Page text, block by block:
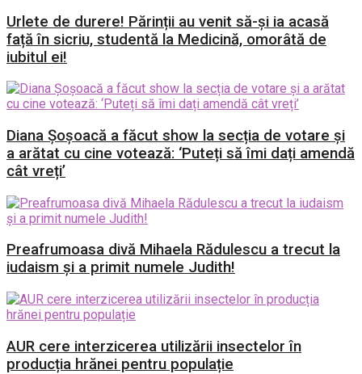
Urlete de durere! Părinții au venit să-și ia acasă
față în sicriu, studentă la Medicină, omorâtă de
iubitul ei!
Diana Șoșoacă a făcut show la secția de votare și
a arătat cu cine votează: ‘Puteți să îmi dați amendă
cât vreți’
Preafrumoasa divă Mihaela Rădulescu a trecut la
iudaism și a primit numele Judith!
AUR cere interzicerea utilizării insectelor în
producția hrănei pentru populație